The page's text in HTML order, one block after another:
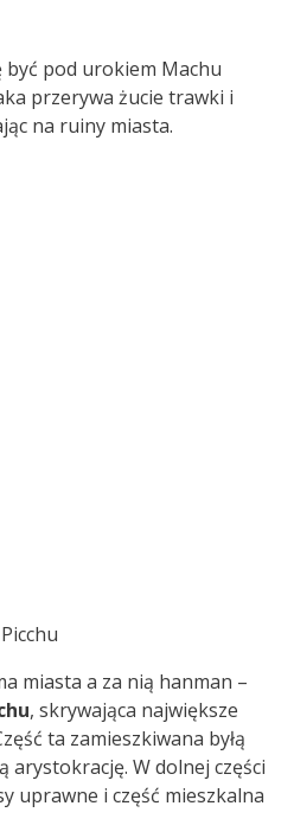
być pod urokiem Machu
przerywa żucie trawki i
na ruiny miasta.
miasta a za nią hanman –
, skrywająca największe
ta zamieszkiwana byłą
arystokrację. W dolnej części
uprawne i część mieszkalna